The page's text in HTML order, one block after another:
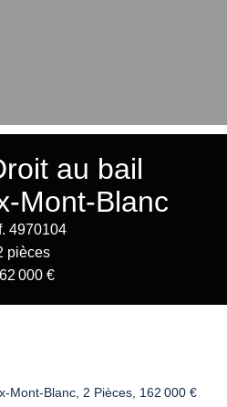
au bail
Mont-Blanc
4970104
pièces
000 €
Mont-Blanc, 2 Pièces, 162 000 €